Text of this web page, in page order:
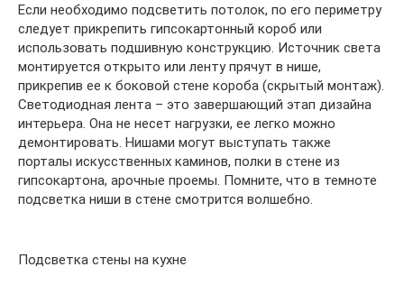
Если необходимо подсветить потолок, по его периметру
следует прикрепить гипсокартонный короб или
использовать подшивную конструкцию. Источник света
монтируется открыто или ленту прячут в нише,
прикрепив ее к боковой стене короба (скрытый монтаж).
Светодиодная лента – это завершающий этап дизайна
интерьера. Она не несет нагрузки, ее легко можно
демонтировать. Нишами могут выступать также
порталы искусственных каминов, полки в стене из
гипсокартона, арочные проемы. Помните, что в темноте
подсветка ниши в стене смотрится волшебно.
Подсветка стены на кухне